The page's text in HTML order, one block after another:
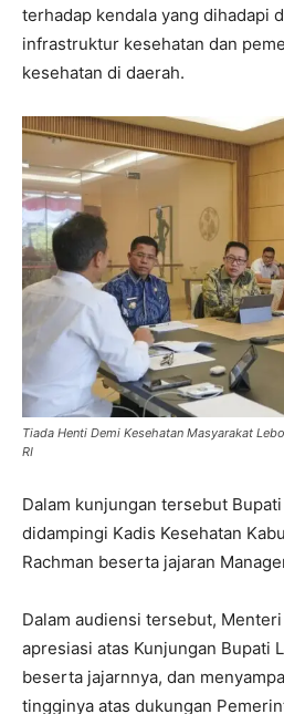
terhadap kendala yang dihadapi
infrastruktur kesehatan dan
kesehatan di daerah.
Tiada Henti Demi Kesehatan Masyarakat
RI
Dalam kunjungan tersebut
didampingi Kadis Kesehatan
Rachman beserta jajaran
Dalam audiensi tersebut,
apresiasi atas Kunjungan Bupati
beserta jajarnnya, dan
tingginya atas dukungan